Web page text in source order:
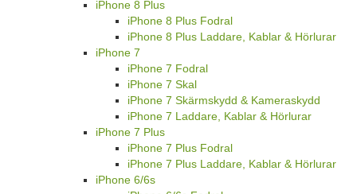
iPhone 8 Skal
iPhone 8 Skärmskydd & Kameraskydd
iPhone 8 Laddare, Kablar & Hörlurar
iPhone 8 Plus
iPhone 8 Plus Fodral
iPhone 8 Plus Laddare, Kablar & Hörlurar
iPhone 7
iPhone 7 Fodral
iPhone 7 Skal
iPhone 7 Skärmskydd & Kameraskydd
iPhone 7 Laddare, Kablar & Hörlurar
iPhone 7 Plus